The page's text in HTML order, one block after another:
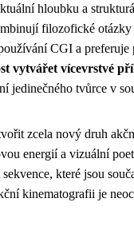
hloubku a
filozofické otázky
CGI a
vytvářet vícevrstvé
jedinečného tvůrce v
zcela nový druh
energií a vizuální
které jsou
kinematografii je